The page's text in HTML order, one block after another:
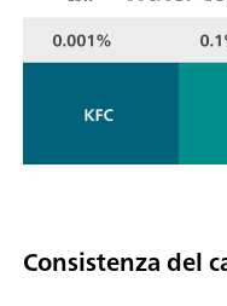
Consistenza del